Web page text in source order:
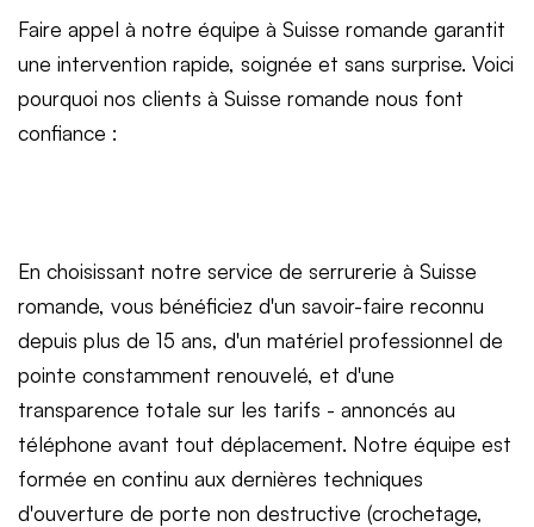
Faire appel à notre équipe à Suisse romande garantit
une intervention rapide, soignée et sans surprise. Voici
pourquoi nos clients à Suisse romande nous font
confiance :
En choisissant notre service de serrurerie à Suisse
romande, vous bénéficiez d'un savoir-faire reconnu
depuis plus de 15 ans, d'un matériel professionnel de
pointe constamment renouvelé, et d'une
transparence totale sur les tarifs - annoncés au
téléphone avant tout déplacement. Notre équipe est
formée en continu aux dernières techniques
d'ouverture de porte non destructive (crochetage,